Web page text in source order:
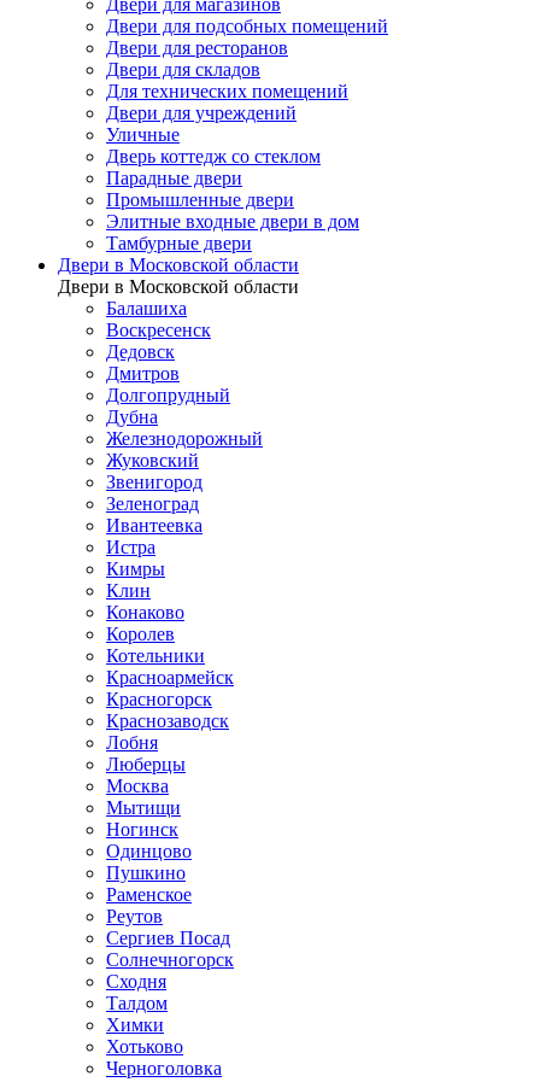
Двери для магазинов
Двери для подсобных помещений
Двери для ресторанов
Двери для складов
Для технических помещений
Двери для учреждений
Уличные
Дверь коттедж со стеклом
Парадные двери
Промышленные двери
Элитные входные двери в дом
Тамбурные двери
Двери в Московской области
Двери в Московской области
Балашиха
Воскресенск
Дедовск
Дмитров
Долгопрудный
Дубна
Железнодорожный
Жуковский
Звенигород
Зеленоград
Ивантеевка
Истра
Кимры
Клин
Конаково
Королев
Котельники
Красноармейск
Красногорск
Краснозаводск
Лобня
Люберцы
Москва
Мытищи
Ногинск
Одинцово
Пушкино
Раменское
Реутов
Сергиев Посад
Солнечногорск
Сходня
Талдом
Химки
Хотьково
Черноголовка